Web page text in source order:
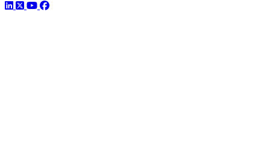
LinkedIn
TwitterYouTube
Facebook